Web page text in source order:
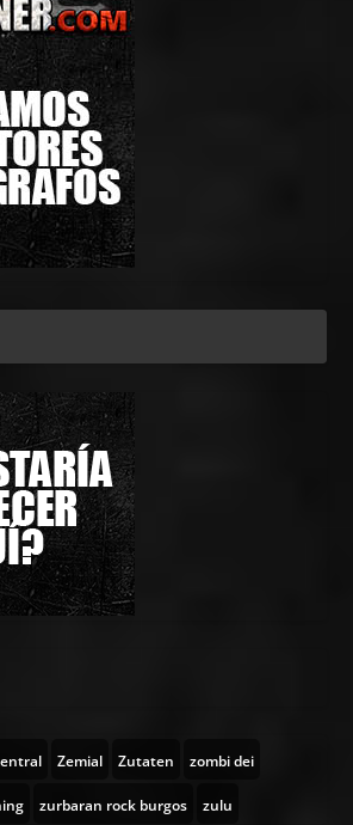
Zemial Zutaten zombi dei
zurbaran rock burgos zulu